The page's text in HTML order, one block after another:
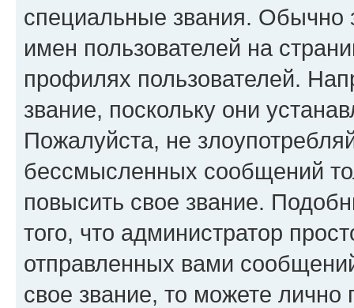
специальные звания. Обычно
имен пользователей на
профилях пользователей.
звание, поскольку они
Пожалуйста, не
бессмысленных сообщений
повысить свое звание.
того, что администратор
отправленных вами
свое звание, то можете лично